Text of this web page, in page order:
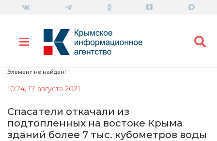
Элемент не найден!
10:24, 17 августа 2021
Спасатели откачали из
подтопленных на востоке Крыма
зданий более 7 тыс. кубометров воды